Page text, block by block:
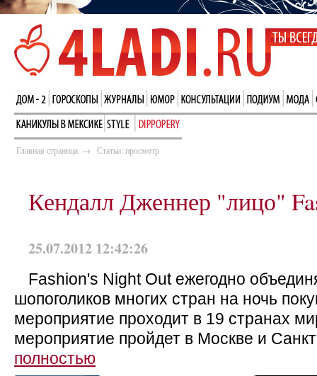
Главная страница → Статьи: просмотр
Кендалл Дженнер "лицо"
25.07.2012 12:42:26
Fashion's Night Out ежегодно
шопоголиков многих стран на ночь
мероприятие проходит в 19 странах
мероприятие пройдет в Москве и
полностью